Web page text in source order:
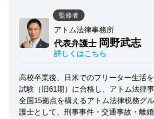
監修者
アトム法律事務所
代表弁護士 岡野武志
詳しくはこちら
高校卒業後、日米でのフリーター生活
試験（旧61期）に合格し、アトム法律事
全国15拠点を構えるアトム法律税務グ
護士として、刑事事件・交通事故・離